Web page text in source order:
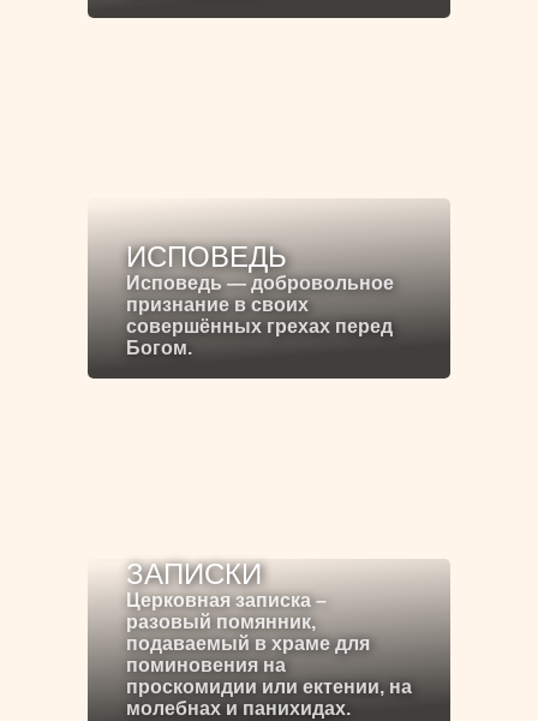
ИСПОВЕДЬ
Исповедь — добровольное
признание в своих
совершённых грехах перед
Богом.
ЗАПИСКИ
Церковная записка –
разовый помянник,
подаваемый в храме для
поминовения на
проскомидии или ектении, на
молебнах и панихидах.